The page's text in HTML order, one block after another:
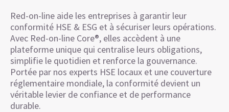
Red-on-line aide les entreprises à garantir leur
conformité HSE & ESG et à sécuriser leurs opérations.
Avec Red-on-line Core®, elles accèdent à une
plateforme unique qui centralise leurs obligations,
simplifie le quotidien et renforce la gouvernance.
Portée par nos experts HSE locaux et une couverture
réglementaire mondiale, la conformité devient un
véritable levier de confiance et de performance
durable.